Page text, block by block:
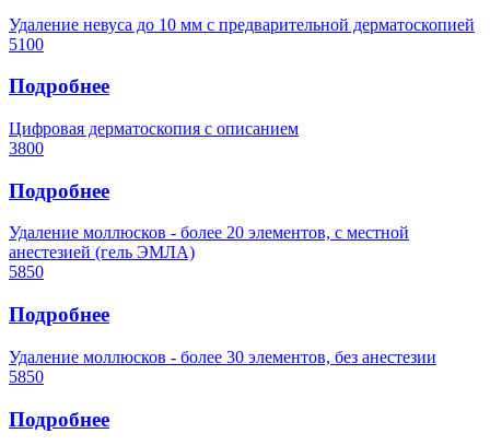
Удаление невуса до 10 мм с предварительной дерматоскопией
5100
Подробнее
Цифровая дерматоскопия с описанием
3800
Подробнее
Удаление моллюсков - более 20 элементов, с местной
анестезией (гель ЭМЛА)
5850
Подробнее
Удаление моллюсков - более 30 элементов, без анестезии
5850
Подробнее